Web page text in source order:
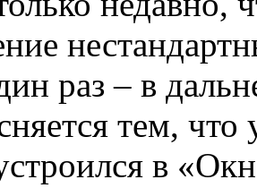
раз – в
тем, что
в